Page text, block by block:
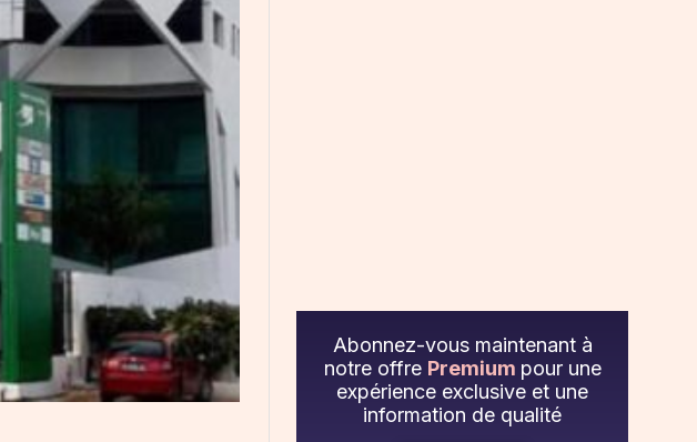
Abonnez-vous maintenant à
notre offre Premium pour une
expérience exclusive et une
information de qualité